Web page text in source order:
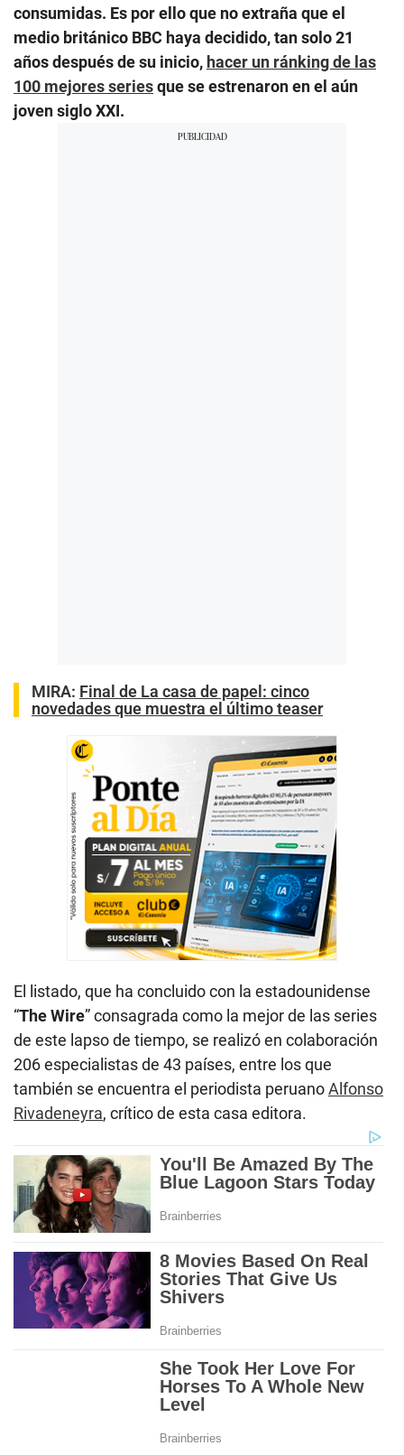
consumidas. Es por ello que no extraña que el
medio británico BBC haya decidido, tan solo 21
años después de su inicio, hacer un ránking de las
100 mejores seriesque se estrenaron en el aún
joven siglo XXI.
MIRA: Final de La casa de papel: cinco
novedades que muestra el último teaser
El listado, que ha concluido con la estadounidense
“The Wire” consagrada como la mejor de las series
de este lapso de tiempo, se realizó en colaboración
206 especialistas de 43 países, entre los que
también se encuentra el periodista peruanoAlfonso
Rivadeneyra, crítico de esta casa editora.